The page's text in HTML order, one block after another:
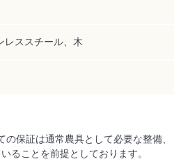
レススチール、木
保証は通常農具として必要な整備、
ることを前提としております。